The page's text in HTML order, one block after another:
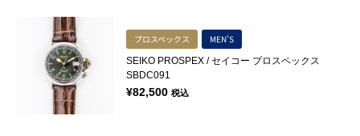
プロスペックス MEN'S
SEIKO PROSPEX / セイコー プロスペックス
SBDC091
¥82,500 税込